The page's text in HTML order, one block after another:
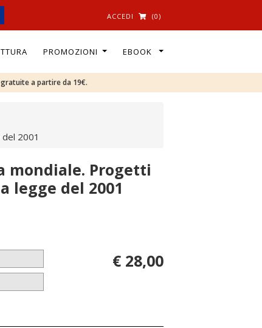
ACCEDI (0)
PROMOZIONI EBOOK
a partire da 19€.
2001
mondiale. Progetti
legge del 2001
€ 28,00